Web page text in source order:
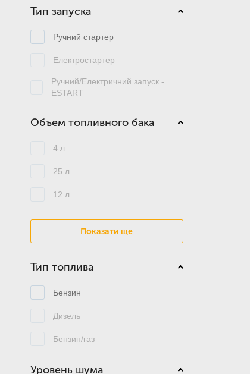
Тип запуска
Ручний стартер
Електростартер
Ручний/Електричний запуск -
ESTART
Объем топливного бака
4 л
25 л
12 л
Показати ще
Тип топлива
Бензин
Дизель
Бензин/газ
Уровень шума